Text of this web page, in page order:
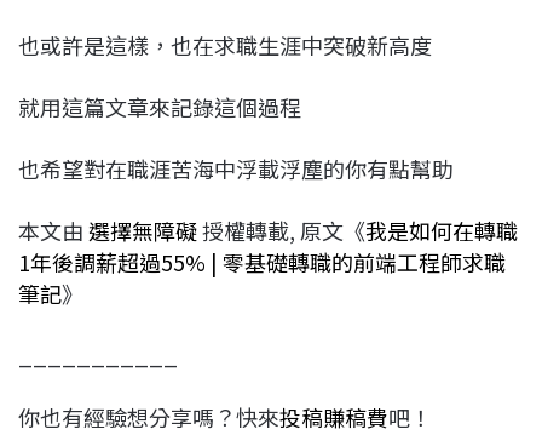
也或許是這樣，也在求職生涯中突破新高度
就用這篇文章來記錄這個過程
也希望對在職涯苦海中浮載浮塵的你有點幫助
本文由選擇無障礙授權轉載, 原文《我是如何在轉職
1年後調薪超過55% | 零基礎轉職的前端工程師求職
筆記》
你也有經驗想分享嗎？快來投稿賺稿費吧！